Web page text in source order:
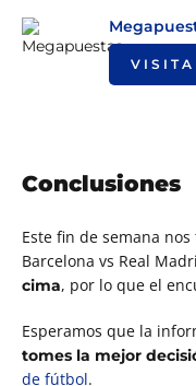
Conclusiones
Este fin de semana
Barcelona vs Real
cima, por lo que el
Esperamos que la
tomes la mejor
de fútbol.